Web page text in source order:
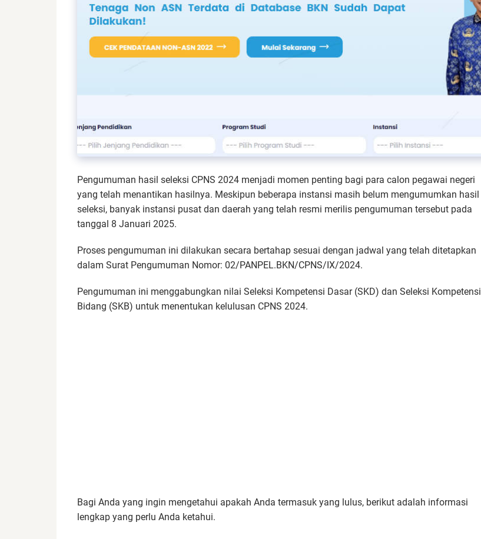
Pengumuman hasil seleksi CPNS 2024 menjadi momen penting bagi para calon pegawai negeri
yang telah menantikan hasilnya. Meskipun beberapa instansi masih belum mengumumkan hasil
seleksi, banyak instansi pusat dan daerah yang telah resmi merilis pengumuman tersebut pada
tanggal 8 Januari 2025.
Proses pengumuman ini dilakukan secara bertahap sesuai dengan jadwal yang telah ditetapkan
dalam Surat Pengumuman Nomor: 02/PANPEL.BKN/CPNS/IX/2024.
Pengumuman ini menggabungkan nilai Seleksi Kompetensi Dasar (SKD) dan Seleksi Kompetensi
Bidang (SKB) untuk menentukan kelulusan CPNS 2024.
Bagi Anda yang ingin mengetahui apakah Anda termasuk yang lulus, berikut adalah informasi
lengkap yang perlu Anda ketahui.